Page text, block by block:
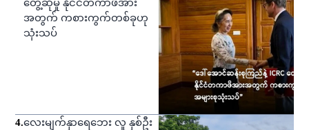
တွေ့ဆုံမှု နိုင်ငံတကာဖိအား
အတွက် ကစားကွက်တစ်ခုဟု
သုံးသပ်
4.လေးမျက်နှာရေဘေး လူ နှစ်ဦး